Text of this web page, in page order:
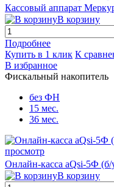
Кассовый аппарат
В корзину
Подробнее
Купить в 1 клик К
В избранное
Фискальный накопитель
без ФН
15 мес.
36 мес.
просмотр
Онлайн-касса aQsi-5Ф (б/
В корзину